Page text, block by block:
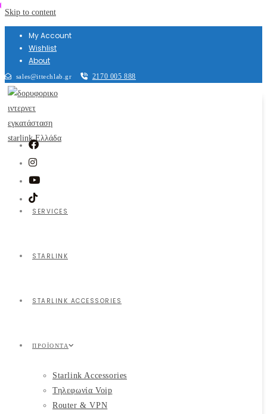
Skip to content
My Account
Wishlist
About
sales@ittechlab.gr 2170 005 888
SERVICES
STARLINK
STARLINK ACCESSORIES
ΠΡΟΪΌΝΤΑ
Starlink Accessories
Τηλεφωνία Voip
Router & VPN